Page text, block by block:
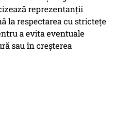
reprezentanţii
la respectarea cu strictețe
a evita eventuale
sau în creșterea